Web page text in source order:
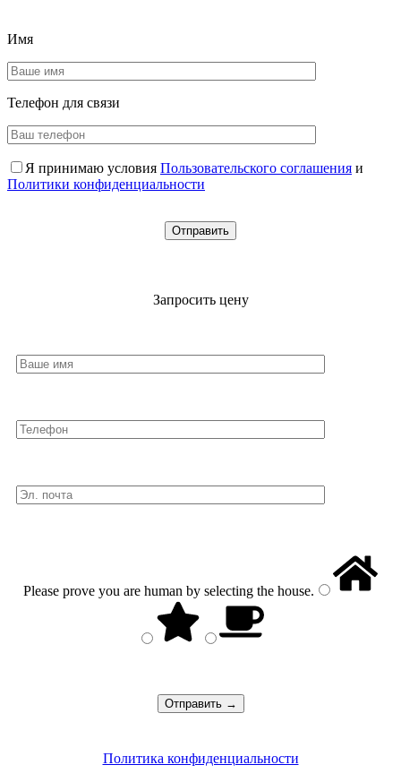
Имя
Телефон для связи
Я принимаю условия Пользовательского соглашения и
Политики конфиденциальности
Запросить цену
Please prove you are human by selecting the house.
Политика конфиденциальности